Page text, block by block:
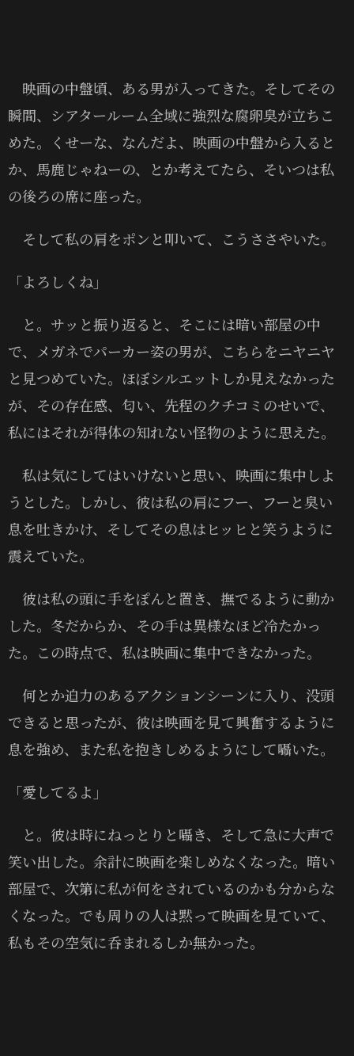
映画の中盤頃、ある男が入ってきた。そしてその
瞬間、シアタールーム全域に強烈な腐卵臭が立ちこ
めた。くせーな、なんだよ、映画の中盤から入ると
か、馬鹿じゃねーの、とか考えてたら、そいつは私
の後ろの席に座った。
そして私の肩をポンと叩いて、こうささやいた。
「よろしくね」
と。サッと振り返ると、そこには暗い部屋の中
で、メガネでパーカー姿の男が、こちらをニヤニヤ
と見つめていた。ほぼシルエットしか見えなかった
が、その存在感、匂い、先程のクチコミのせいで、
私にはそれが得体の知れない怪物のように思えた。
私は気にしてはいけないと思い、映画に集中しよ
うとした。しかし、彼は私の肩にフー、フーと臭い
息を吐きかけ、そしてその息はヒッヒと笑うように
震えていた。
彼は私の頭に手をぽんと置き、撫でるように動か
した。冬だからか、その手は異様なほど冷たかっ
た。この時点で、私は映画に集中できなかった。
何とか迫力のあるアクションシーンに入り、没頭
できると思ったが、彼は映画を見て興奮するように
息を強め、また私を抱きしめるようにして囁いた。
「愛してるよ」
と。彼は時にねっとりと囁き、そして急に大声で
笑い出した。余計に映画を楽しめなくなった。暗い
部屋で、次第に私が何をされているのかも分からな
くなった。でも周りの人は黙って映画を見ていて、
私もその空気に呑まれるしか無かった。